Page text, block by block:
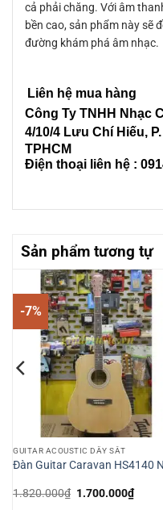
cả phải chăng. Với âm
bền cao, sản phẩm này sẽ
đường khám phá âm nhạc.
Liên hệ mua hàng
Công Ty TNHH Nhạc
4/10/4 Lưu Chí Hiếu,
TPHCM
Điện thoại liên hệ :
Sản phẩm tương tự
-7%
GUITAR ACOUSTIC DÂY SẮT
Đàn Guitar Caravan HS4140
1.820.000₫ Giá
1.700.000₫Giá
hiện